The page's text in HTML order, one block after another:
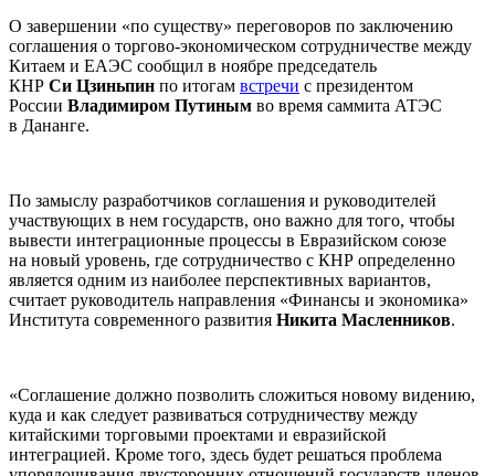
О завершении «по существу» переговоров по заключению
соглашения о торгово-экономическом сотрудничестве между
Китаем и ЕАЭС сообщил в ноябре председатель
КНР Си Цзиньпин по итогам встречи с президентом
России Владимиром Путиным во время саммита АТЭС
в Дананге.
По замыслу разработчиков соглашения и руководителей
участвующих в нем государств, оно важно для того, чтобы
вывести интеграционные процессы в Евразийском союзе
на новый уровень, где сотрудничество с КНР определенно
является одним из наиболее перспективных вариантов,
считает руководитель направления «Финансы и экономика»
Института современного развития Никита Масленников.
«Соглашение должно позволить сложиться новому видению,
куда и как следует развиваться сотрудничеству между
китайскими торговыми проектами и евразийской
интеграцией. Кроме того, здесь будет решаться проблема